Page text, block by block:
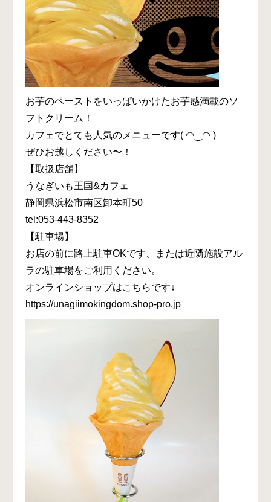
お芋のペーストをいっぱいかけたお芋感満載のソ
フトクリーム！
カフェでとても人気のメニューです( ◠‿◠ )
ぜひお越しください〜！
【取扱店舗】
うなぎいも王国&カフェ
静岡県浜松市南区卸本町50
tel:053-443-8352
【駐車場】
お店の前に路上駐車OKです、または近隣施設アル
ラの駐車場をご利用ください。
オンラインショップはこちらです↓
https://unagiimokingdom.shop-pro.jp